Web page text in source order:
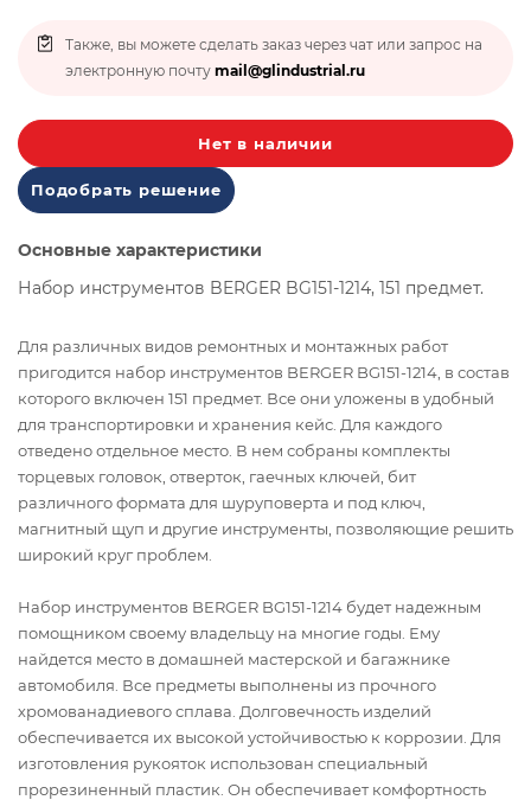
Также, вы можете сделать заказ через чат или запрос на
электронную почту mail@glindustrial.ru
Нет в наличии
Подобрать решение
Основные характеристики
Набор инструментов BERGER BG151-1214, 151 предмет.
Для различных видов ремонтных и монтажных работ
пригодится набор инструментов BERGER BG151-1214, в состав
которого включен 151 предмет. Все они уложены в удобный
для транспортировки и хранения кейс. Для каждого
отведено отдельное место. В нем собраны комплекты
торцевых головок, отверток, гаечных ключей, бит
различного формата для шуруповерта и под ключ,
магнитный щуп и другие инструменты, позволяющие решить
широкий круг проблем.
Набор инструментов BERGER BG151-1214 будет надежным
помощником своему владельцу на многие годы. Ему
найдется место в домашней мастерской и багажнике
автомобиля. Все предметы выполнены из прочного
хромованадиевого сплава. Долговечность изделий
обеспечивается их высокой устойчивостью к коррозии. Для
изготовления рукояток использован специальный
прорезиненный пластик. Он обеспечивает комфортность